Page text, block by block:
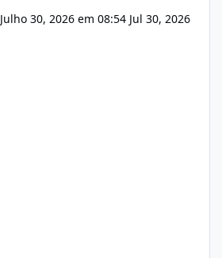
Julho 30, 2026 em 08:54 Jul 30, 2026